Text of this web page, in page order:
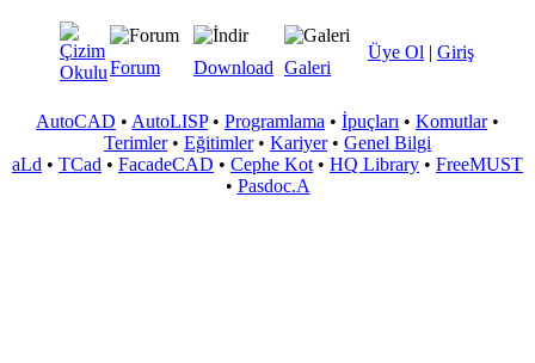
Üye Ol | Giriş
Forum Download Galeri
AutoCAD • AutoLISP• Programlama • İpuçları • Komutlar•
Terimler• Eğitimler• Kariyer• Genel Bilgi
aLd • TCad • FacadeCAD • Cephe Kot • HQ Library • FreeMUST
• Pasdoc.A